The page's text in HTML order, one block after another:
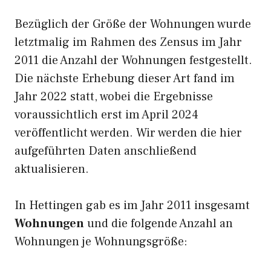
Bezüglich der Größe der Wohnungen wurde
letztmalig im Rahmen des Zensus im Jahr
2011 die Anzahl der Wohnungen festgestellt.
Die nächste Erhebung dieser Art fand im
Jahr 2022 statt, wobei die Ergebnisse
voraussichtlich erst im April 2024
veröffentlicht werden. Wir werden die hier
aufgeführten Daten anschließend
aktualisieren.
In Hettingen gab es im Jahr 2011 insgesamt
Wohnungenund die folgende Anzahl an
Wohnungen je Wohnungsgröße: